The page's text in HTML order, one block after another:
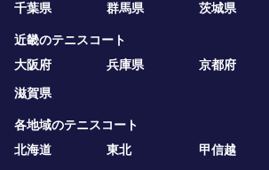
千葉県
群馬県 茨城県
近畿のテニスコート
大阪府
兵庫県 京都府
滋賀県
各地域のテニスコート
北海道
東北 甲信越